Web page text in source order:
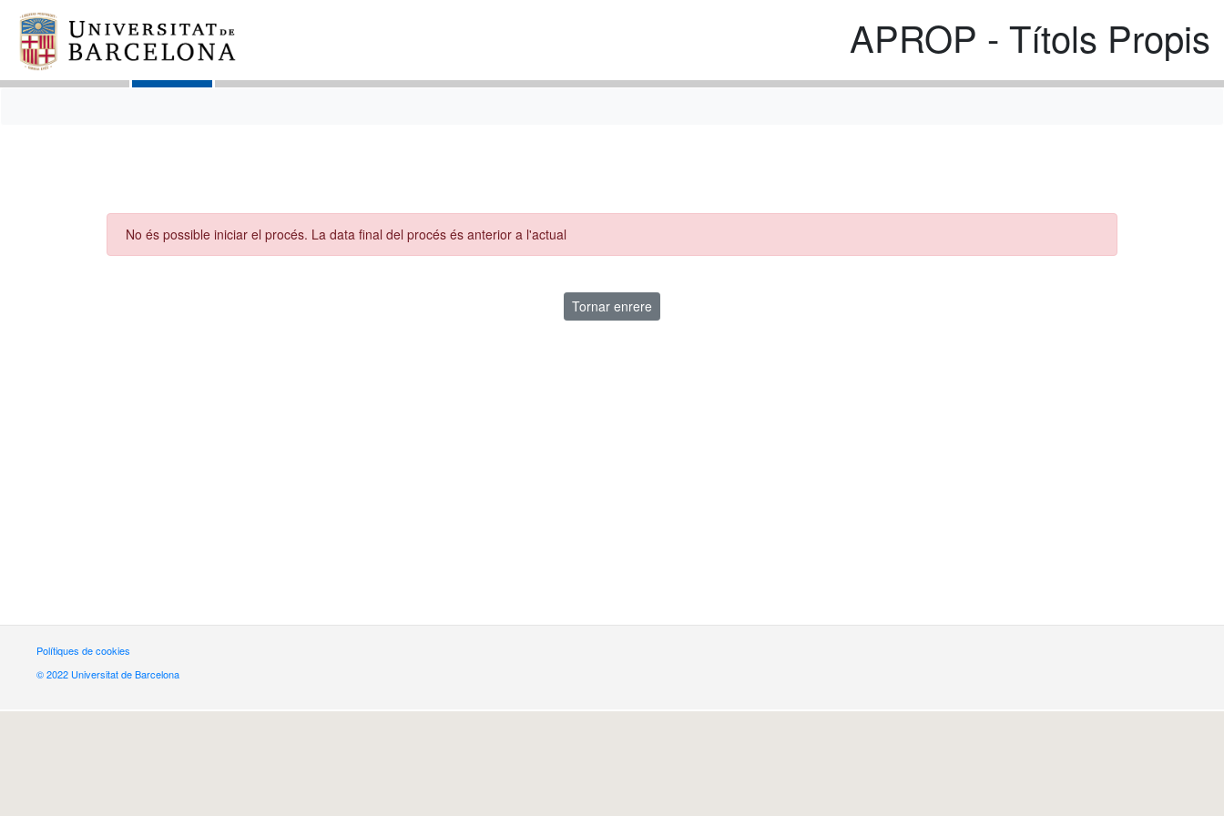
APROP - Títols Propis
No és possible iniciar el procés. La data final del procés és anterior a l'actual
Tornar enrere
Polítiques de cookies
© 2022 Universitat de Barcelona